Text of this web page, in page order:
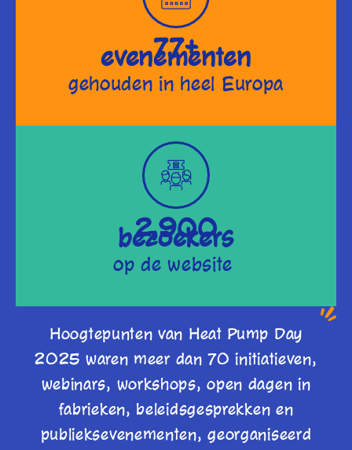
77+
evenementen
gehouden in heel Europa
2,900
bezoekers
op de website
Hoogtepunten van Heat Pump Day
2025 waren meer dan 70 initiatieven,
webinars, workshops, open dagen in
fabrieken, beleidsgesprekken en
publieksevenementen, georganiseerd